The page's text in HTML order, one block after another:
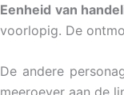
Eenheid van
voorlopig. De
De andere